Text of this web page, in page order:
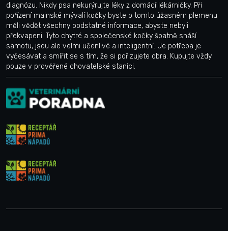
diagnózu. Nikdy psa nekurýrujte léky z domácí lékárničky. Při
pořízení mainské mývalí kočky byste o tomto úžasném plemenu
měli vědět všechny podstatné informace, abyste nebyli
překvapeni. Tyto chytré a společenské kočky špatně snáší
samotu, jsou ale velmi učenlivé a inteligentní. Je potřeba je
vyčesávat a smířit se s tím, že si pořizujete obra. Kupujte vždy
pouze v prověřené chovatelské stanici.